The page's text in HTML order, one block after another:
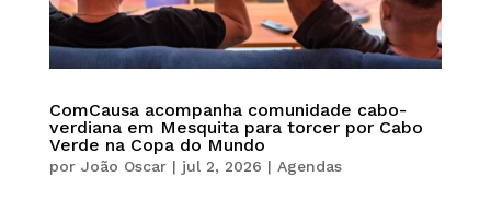
ComCausa acompanha comunidade cabo-
verdiana em Mesquita para torcer por Cabo
Verde na Copa do Mundo
por João Oscar| jul 2, 2026 | Agendas